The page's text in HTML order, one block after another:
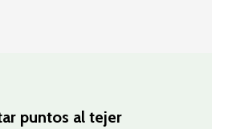
puntos al tejer